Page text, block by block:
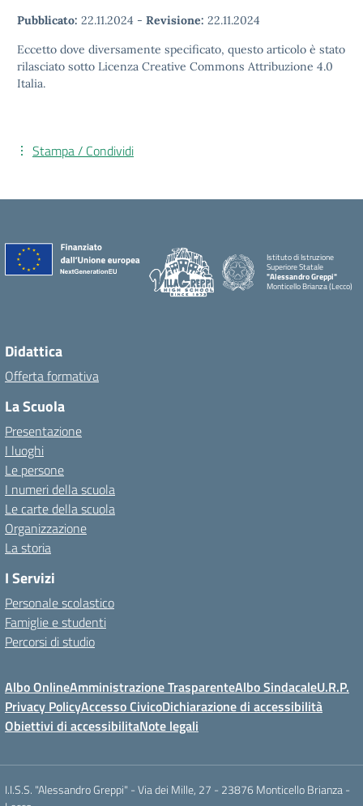
Pubblicato: 22.11.2024 - Revisione: 22.11.2024
Eccetto dove diversamente specificato, questo articolo è stato
rilasciato sotto Licenza Creative Commons Attribuzione 4.0
Italia.
Stampa / Condividi
Istituto di Istruzione
Superiore Statale
"Alessandro Greppi"
Monticello Brianza (Lecco)
Didattica
Offerta formativa
La Scuola
Presentazione
I luoghi
Le persone
I numeri della scuola
Le carte della scuola
Organizzazione
La storia
I Servizi
Personale scolastico
Famiglie e studenti
Percorsi di studio
Albo OnlineAmministrazione TrasparenteAlbo SindacaleU.R.P.
Privacy PolicyAccesso CivicoDichiarazione di accessibilità
Obiettivi di accessibilitaNote legali
I.I.S.S. "Alessandro Greppi" - Via dei Mille, 27 - 23876 Monticello Brianza -